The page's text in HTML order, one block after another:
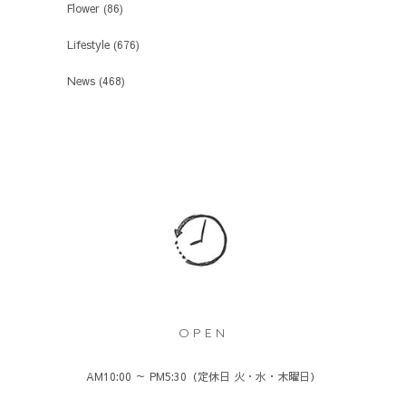
Flower (86)
Lifestyle (676)
News (468)
OPEN
AM10:00 ～ PM5:30（定休日 火・水・木曜日）